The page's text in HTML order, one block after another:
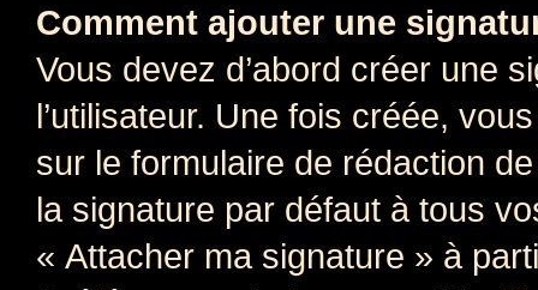
Comment ajouter une
Vous devez d’abord créer une
l’utilisateur. Une fois créée,
sur le formulaire de rédaction
la signature par défaut à tous
« Attacher ma signature » à